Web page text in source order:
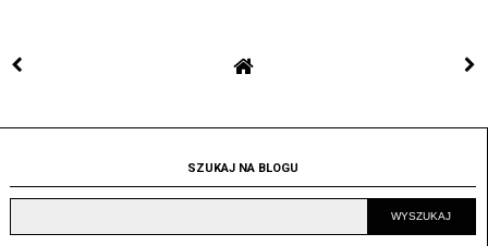
SZUKAJ NA BLOGU